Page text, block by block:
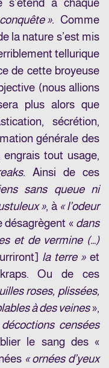
s’étend à chaque
». Comme
la nature s’est mis
tellurique
de cette broyeuse
(nous allions
plus alors que
sécrétion,
générale des
engrais tout usage,
Ainsi de ces
sans queue ni
», à « l’odeur
désagrègent « dans
et de vermine (…)
la terre »et
Ou de ces
roses, plissées,
à des veines»,
censées
le sang des «
« ornées d’yeux